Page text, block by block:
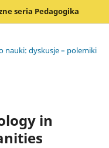
seria Pedagogika
nauki: dyskusje – polemiki
in